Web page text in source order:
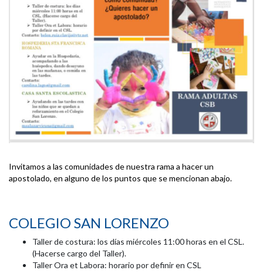
Invitamos a las comunidades de nuestra rama a hacer un
apostolado, en alguno de los puntos que se mencionan abajo.
COLEGIO SAN LORENZO
Taller de costura: los días miércoles 11:00 horas en el CSL.
(Hacerse cargo del Taller).
Taller Ora et Labora: horario por definir en CSL